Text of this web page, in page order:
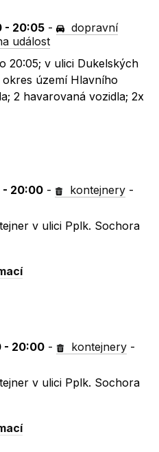
- 20:05 -
dopravní
událost
20:05; v ulici Dukelských
území Hlavního
2 havarovaná vozidla; 2x
- 20:00 - kontejnery -
v ulici Pplk. Sochora
- 20:00 - kontejnery -
v ulici Pplk. Sochora